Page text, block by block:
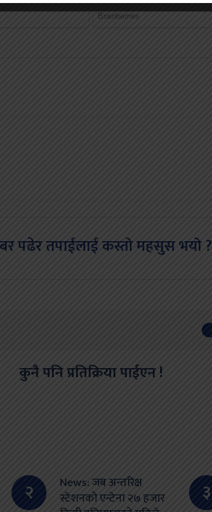
पढेर तपाईलाई कस्तो महसुस भयो ?
कुनै पनि प्रतिक्रिया पाईएन !
२
News: जब अन्तरिक्ष
स्टेशनको एन्टेना २७ हजार
३